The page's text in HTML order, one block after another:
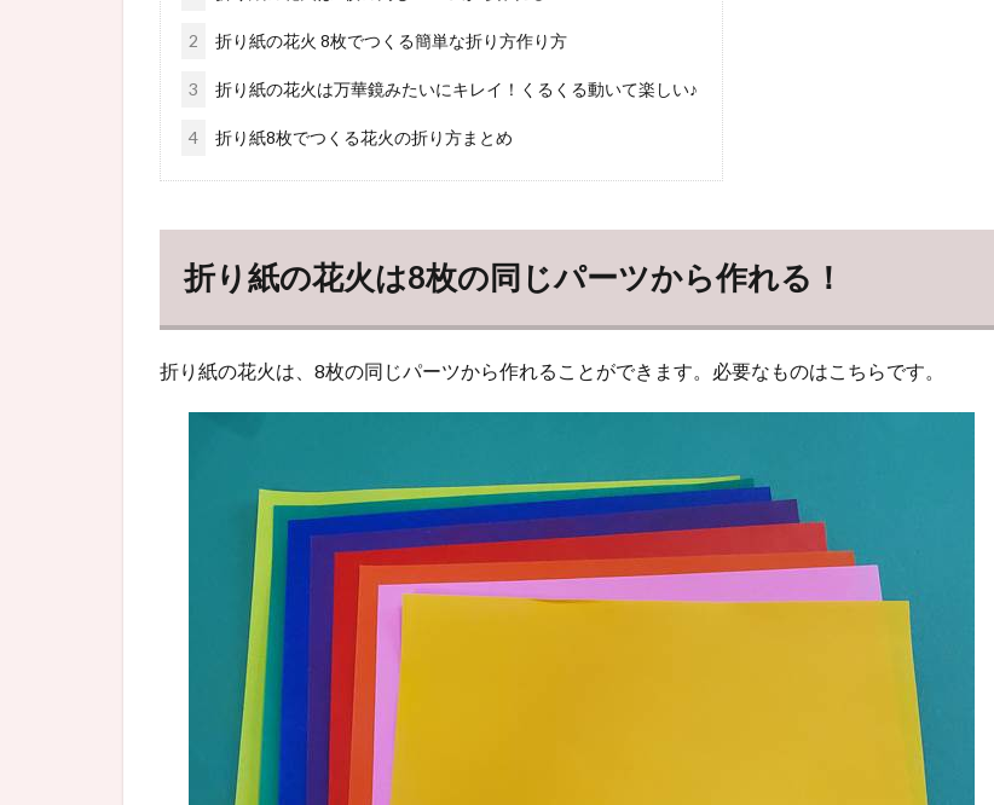
2 折り紙の花火 8枚でつくる簡単な折り方作り方
3 折り紙の花火は万華鏡みたいにキレイ！くるくる動いて楽しい♪
4 折り紙8枚でつくる花火の折り方まとめ
折り紙の花火は8枚の同じパーツから作れる！
折り紙の花火は、8枚の同じパーツから作れることができます。必要なものはこちらです。